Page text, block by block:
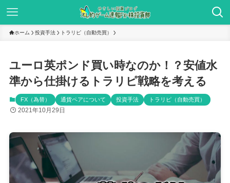
ホーム 投資手法 トラリピ（自動売買）
ユーロ英ポンド買い時なのか！？安値水
準から仕掛けるトラリピ戦略を考える
FX（為替） 通貨ペアについて 投資手法 トラリピ（自動売買）
2021年10月29日